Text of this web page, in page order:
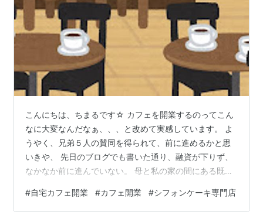
こんにちは、ちまるです☆ カフェを開業するのってこん
なに大変なんだなぁ、、、と改めて実感しています。 よ
うやく、兄弟５人の賛同を得られて、前に進めるかと思
いきや、 先日のブログでも書いた通り、融資が下りず、
なかなか前に進んでいない。 母と私の家の間にある既存
融資金がないと厳しいのだが、今のところ必要資金の5分
の１も審査の許可がおりていない。 他の金融機関をあた
#自宅カフェ開業 #カフェ開業 #シフォンケーキ専門店